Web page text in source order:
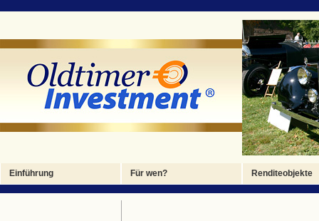
Einführung Für wen? Renditeobjekte